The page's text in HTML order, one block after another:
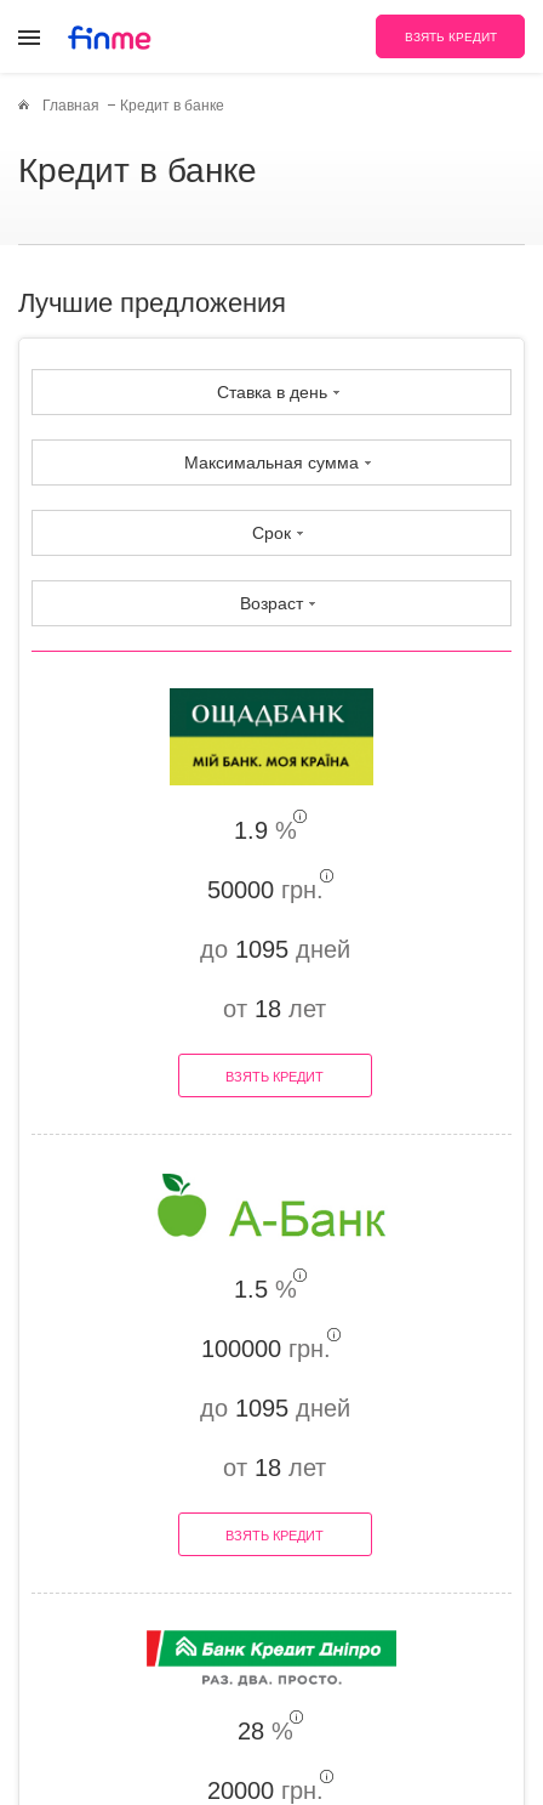
ВЗЯТЬ КРЕДИТ
Главная Кредит в банке
Кредит в банке
Лучшие предложения
Ставка в день
Максимальная сумма
Срок
Возраст
1.9 %
50000 грн.
до 1095дней
от 18 лет
ВЗЯТЬ КРЕДИТ
1.5 %
100000грн.
до 1095дней
от 18 лет
ВЗЯТЬ КРЕДИТ
28 %
20000 грн.